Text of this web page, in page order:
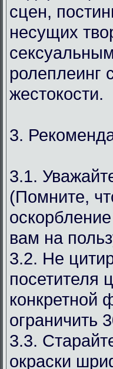
сцен,
несущих
ролеплеинг
жестокости.
3.
3.1.
(Помните,
вам на
3.2. Не
посетителя
конкретной
ограничить
3.3.
окраски